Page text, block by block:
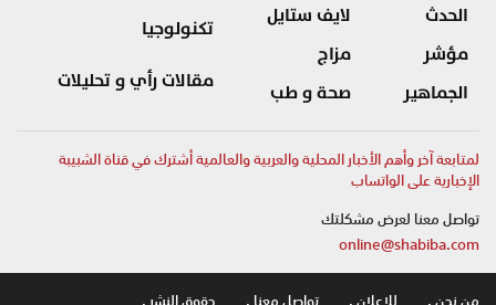
الحدث
مؤشر
الجماهير
لايف ستايل
مزاج
صحة و طب
تكنولوجيا
مقالات رأي و تحليلات
لمتابعة آخر وأهم الأخبار المحلية والعربية والعالمية أشترك في قناة الشبيبة
الإخبارية على الواتساب
تواصل معنا لعرض مشكلتك
online@shabiba.com